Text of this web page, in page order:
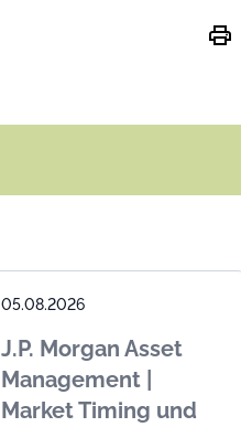
print
05.08.2026
J.P. Morgan Asset
Management |
Market Timing und